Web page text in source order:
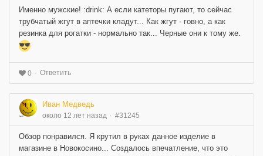
Именно мужские! :drink: А если катеторы пугают, то сейчас
трубчатый жгут в аптечки кладут... Как жгут - говно, а как
резинка для рогатки - нормально так... Черные они к тому же.
0 Ответить
Иван Медведь
около 12 лет назад #31245
Обзор понравился. Я крутил в руках данное изделие в
магазине в Новокосино... Создалось впечатление, что это